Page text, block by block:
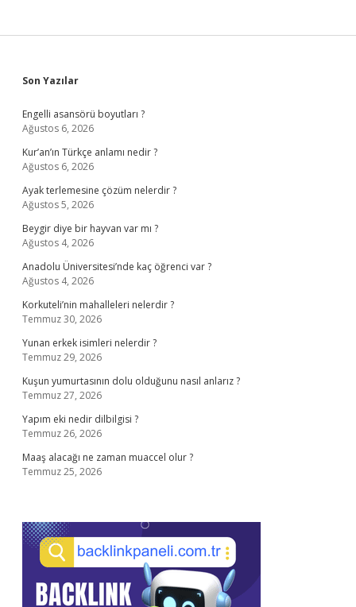
Sidebar
Son Yazılar
Engelli asansörü boyutları ?
Ağustos 6, 2026
Kur’an’ın Türkçe anlamı nedir ?
Ağustos 6, 2026
Ayak terlemesine çözüm nelerdir ?
Ağustos 5, 2026
Beygir diye bir hayvan var mı ?
Ağustos 4, 2026
Anadolu Üniversitesi’nde kaç öğrenci var ?
Ağustos 4, 2026
Korkuteli’nin mahalleleri nelerdir ?
Temmuz 30, 2026
Yunan erkek isimleri nelerdir ?
Temmuz 29, 2026
Kuşun yumurtasının dolu olduğunu nasıl anlarız ?
Temmuz 27, 2026
Yapım eki nedir dilbilgisi ?
Temmuz 26, 2026
Maaş alacağı ne zaman muaccel olur ?
Temmuz 25, 2026